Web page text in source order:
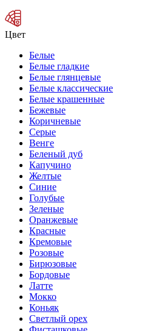
Цвет
Белые
Белые гладкие
Белые глянцевые
Белые классические
Белые крашенные
Бежевые
Коричневые
Серые
Венге
Беленый дуб
Капучино
Желтые
Синие
Голубые
Зеленые
Оранжевые
Красные
Кремовые
Розовые
Бирюзовые
Бордовые
Латте
Мокко
Коньяк
Светлый орех